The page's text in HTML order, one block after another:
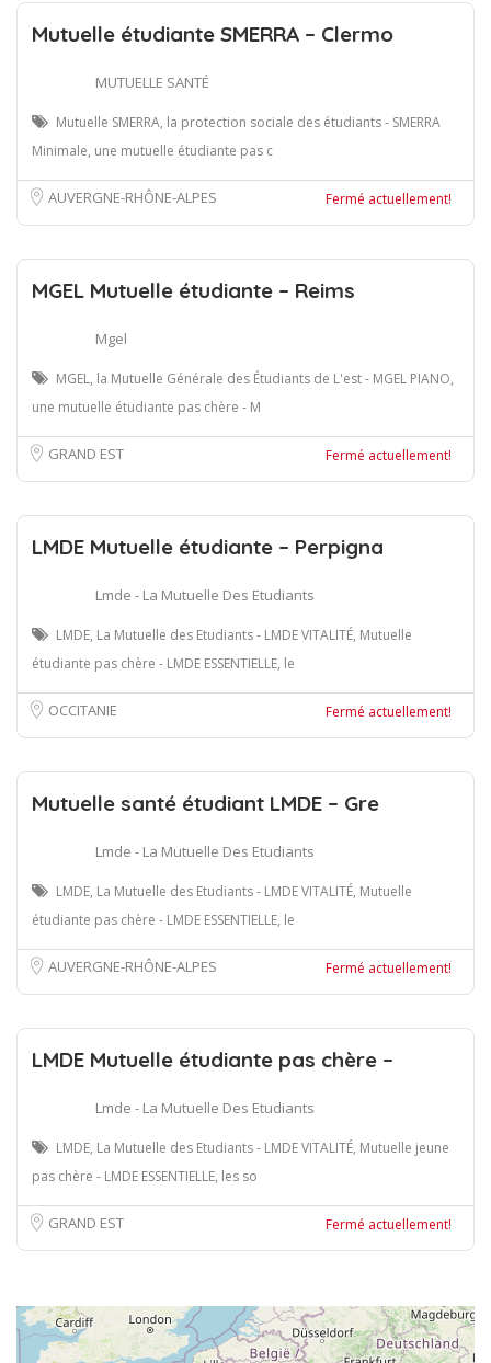
Mutuelle étudiante SMERRA – Clermo
MUTUELLE SANTÉ
Mutuelle SMERRA, la protection sociale des étudiants - SMERRA
Minimale, une mutuelle étudiante pas c
AUVERGNE-RHÔNE-ALPES Fermé actuellement!
MGEL Mutuelle étudiante – Reims
Mgel
MGEL, la Mutuelle Générale des Étudiants de L'est - MGEL PIANO,
une mutuelle étudiante pas chère - M
GRAND EST Fermé actuellement!
LMDE Mutuelle étudiante – Perpigna
Lmde - La Mutuelle Des Etudiants
LMDE, La Mutuelle des Etudiants - LMDE VITALITÉ, Mutuelle
étudiante pas chère - LMDE ESSENTIELLE, le
OCCITANIE Fermé actuellement!
Mutuelle santé étudiant LMDE – Gre
Lmde - La Mutuelle Des Etudiants
LMDE, La Mutuelle des Etudiants - LMDE VITALITÉ, Mutuelle
étudiante pas chère - LMDE ESSENTIELLE, le
AUVERGNE-RHÔNE-ALPES Fermé actuellement!
LMDE Mutuelle étudiante pas chère –
Lmde - La Mutuelle Des Etudiants
LMDE, La Mutuelle des Etudiants - LMDE VITALITÉ, Mutuelle jeune
pas chère - LMDE ESSENTIELLE, les so
GRAND EST Fermé actuellement!